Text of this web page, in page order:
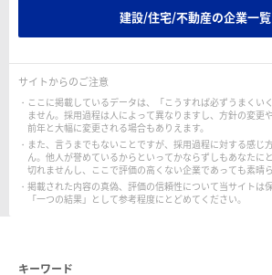
建設/住宅/不動産の企業一覧
サイトからのご注意
ここに掲載しているデータは、「こうすれば必ずうまくい
ません。採用過程は人によって異なりますし、方針の変更
前年と大幅に変更される場合もありえます。
また、言うまでもないことですが、採用過程に対する感じ
ん。他人が誉めているからといってかならずしもあなたに
切れませんし、ここで評価の高くない企業であっても素晴
掲載された内容の真偽、評価の信頼性について当サイトは
「一つの結果」として参考程度にとどめてください。
キーワード